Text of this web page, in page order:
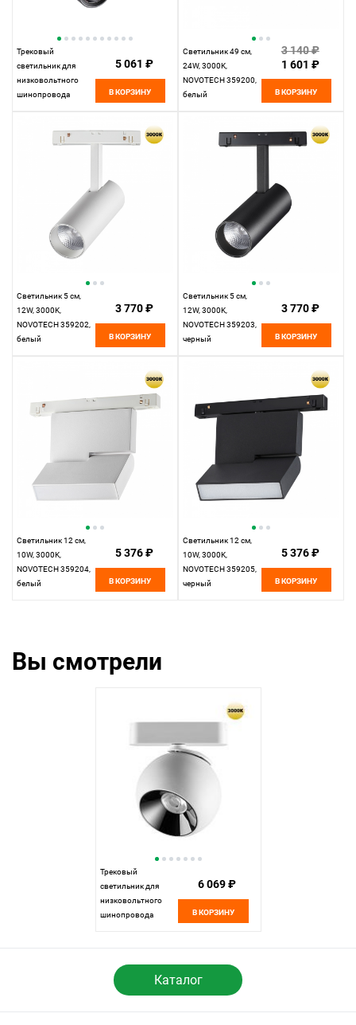
Трековый
светильник для
низковольтного
шинопровода
Shino Smal, черный,
5 061 ₽
В КОРЗИНУ
Светильник 49 см,
24W, 3000K,
NOVOTECH 359200,
белый
3 140 ₽
1 601 ₽
В КОРЗИНУ
Светильник 5 см,
12W, 3000K,
NOVOTECH 359202,
белый
3 770 ₽
В КОРЗИНУ
Светильник 5 см,
12W, 3000K,
NOVOTECH 359203,
черный
3 770 ₽
В КОРЗИНУ
Светильник 12 см,
10W, 3000K,
NOVOTECH 359204,
белый
5 376 ₽
В КОРЗИНУ
Светильник 12 см,
10W, 3000K,
NOVOTECH 359205,
черный
5 376 ₽
В КОРЗИНУ
Вы смотрели
Трековый
светильник для
низковольтного
шинопровода
белый, 359267
6 069 ₽
В КОРЗИНУ
Каталог